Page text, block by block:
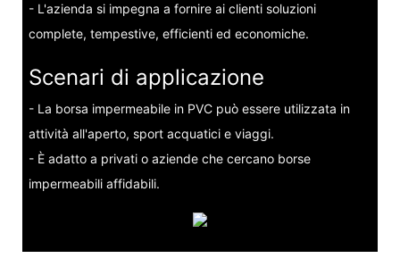
- L'azienda si impegna a fornire ai clienti soluzioni
complete, tempestive, efficienti ed economiche.
Scenari di applicazione
- La borsa impermeabile in PVC può essere utilizzata in
attività all'aperto, sport acquatici e viaggi.
- È adatto a privati ​​o aziende che cercano borse
impermeabili affidabili.